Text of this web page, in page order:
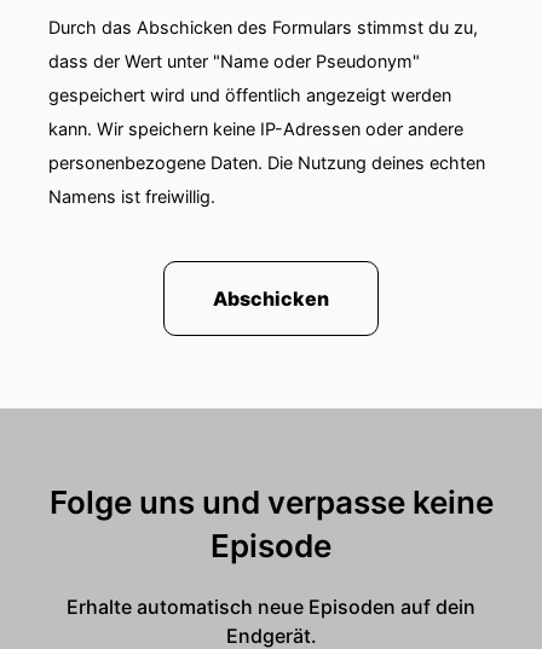
Durch das Abschicken des Formulars stimmst du zu,
dass der Wert unter "Name oder Pseudonym"
gespeichert wird und öffentlich angezeigt werden
kann. Wir speichern keine IP-Adressen oder andere
personenbezogene Daten. Die Nutzung deines echten
Namens ist freiwillig.
Abschicken
Folge uns und verpasse keine
Episode
Erhalte automatisch neue Episoden auf dein
Endgerät.